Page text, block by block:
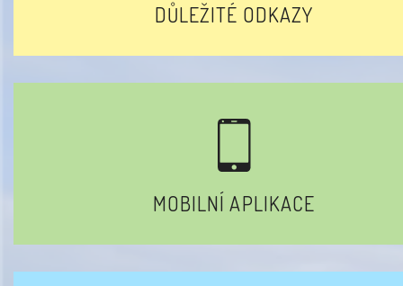
DŮLEŽITÉ ODKAZY
MOBILNÍ APLIKACE